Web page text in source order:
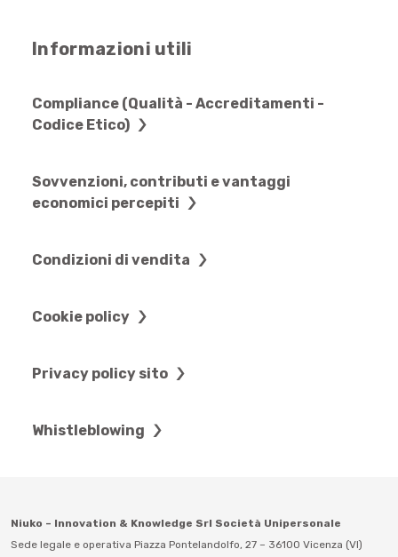
Informazioni utili
Compliance (Qualità - Accreditamenti -
Codice Etico)
Sovvenzioni, contributi e vantaggi
economici percepiti
Condizioni di vendita
Cookie policy
Privacy policy sito
Whistleblowing
Niuko – Innovation & Knowledge Srl Società Unipersonale
Sede legale e operativa Piazza Pontelandolfo, 27 – 36100 Vicenza (VI)